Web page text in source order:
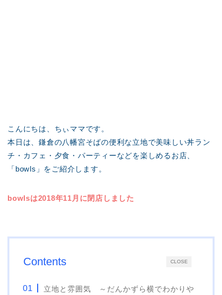
こんにちは、ちぃママです。
本日は、鎌倉の八幡宮そばの便利な立地で美味しい丼ラン
チ・カフェ・夕食・パーティーなどを楽しめるお店、
「bowls」をご紹介します。
bowlsは2018年11月に閉店しました
CLOSE
Contents
立地と雰囲気 ～だんかずら横でわかりや